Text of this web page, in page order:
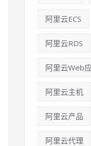
阿里云ECS
阿里云RDS
阿里云Web
阿里云主机
阿里云产品
阿里云代理